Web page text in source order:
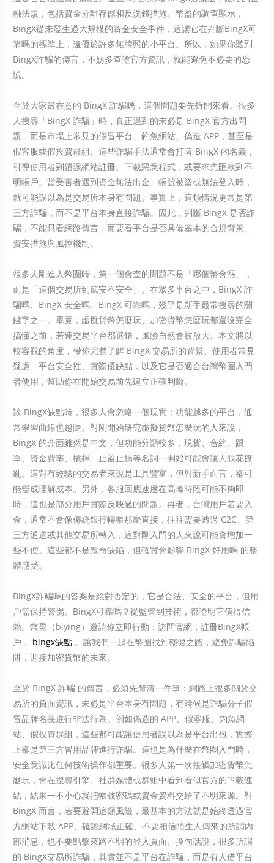
融法規，包括資金分離存儲和反洗錢措施。幣盈的調查顯示，
BingX從未發生過大規模的資金安全事件，這讓它在判斷BingX可
靠嗎的標準上，遠優於許多無牌照的小平台。所以，如果你聽到
BingX詐騙的傳言，不妨多查證官方資訊，就能避免不必要的恐
慌。
至於大家最在意的 BingX 詐騙嗎，這個問題要先拆開來看。很多
人搜尋「BingX 詐騙」時，真正遇到的未必是 BingX 官方出問
題，而是市場上常見的假冒平台、釣魚網站、偽造 APP，甚至是
假客服或假投資群組。這些詐騙手法通常會打著 BingX 的名義，
引導使用者到錯誤網站註冊、下載惡意程式，或要求先匯款到不
明帳戶。當受害者遇到資金無法出金、帳號被盜或無法登入時，
就可能誤以為是交易所本身有問題。事實上，這類情況更常是第
三方詐騙，而不是平台本身直接詐騙。因此，判斷 BingX 是否詐
騙，不能只看網路傳言，而要看平台是否具備基本的合規背景、
資安措施與風控機制。
很多人剛進入幣圈時，第一個會查的問題不是「哪個幣會漲」，
而是「這個交易所到底安不安全」。在眾多平台之中，BingX 詐
騙嗎、BingX 安全嗎、BingX 可靠嗎，幾乎是新手最常搜尋的關
鍵字之一。畢竟，虛擬貨幣怎麼玩、加密貨幣怎麼玩都還沒完全
搞懂之前，若連交易平台都選錯，風險自然會被放大。本文將以
較客觀的角度，帶你完整了解 BingX 交易所的背景、使用者常見
疑慮、平台安全性、實際優缺點，以及它是否適合台灣幣圈入門
者使用，幫助你在開始交易前先建立正確判斷。
談 BingX缺點時，很多人會忽略一個現實：功能越多的平台，通
常學習曲線也越陡。對剛開始研究虛擬貨幣怎麼玩的人來說，
BingX 的介面雖然是中文，但功能分類較多，現貨、合約、跟
單、資金費率、槓桿、止盈止損等名詞一開始可能會讓人眼花撩
亂。這對有經驗的交易者來說是工具豐富，但對新手而言，卻可
能變成理解成本。另外，客服回應速度在高峰時段可能不夠即
時，這也是部分用戶實際反映過的問題。再者，台灣用戶若要入
金，通常不會像傳統銀行轉帳那麼直接，往往需要透過 C2C、第
三方通道或其他交易所轉入，這對剛入門的人來說可能會增加一
些不便。這些都不是致命缺陷，但確實會影響 BingX 好用嗎 的整
體感受。
BingX詐騙嗎的答案是絕對否定的，它是合法、安全的平台，但用
戶需保持警惕。BingX可靠嗎？從監管到技術，都證明它值得信
賴。幣盈（biying）邀請你立即行動：訪問官網，註冊BingX帳
戶， bingx缺點 。讓我們一起在幣圈找到穩健之路，避免詐騙陷
阱，迎接加密貨幣的未來。
至於 BingX 詐騙 的傳言，必須先釐清一件事：網路上很多關於交
易所的負面資訊，未必是平台本身有問題，有時候是詐騙分子假
冒品牌名義進行非法行為。例如偽造的 APP、假客服、釣魚網
站、假投資群組，這些都可能讓使用者誤以為是平台出包，實際
上卻是第三方冒用品牌進行詐騙。這也是為什麼在幣圈入門時，
安全意識比任何技術操作都重要。很多人第一次接觸加密貨幣怎
麼玩，會在搜尋引擎、社群媒體或群組中看到看似官方的下載連
結，結果一不小心就把帳號密碼或資金資料交給了不明來源。對
BingX 而言，若要避開這類風險，最基本的方法就是始終透過官
方網站下載 APP、確認網域正確、不要相信陌生人傳來的所謂內
部消息，也不要點擊來路不明的登入頁面。換句話說，很多所謂
的 BingX交易所詐騙，其實並不是平台在詐騙，而是有人借平台